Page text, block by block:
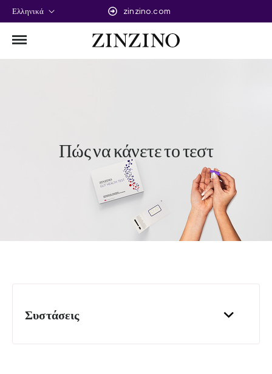
Ελληνικά zinzino.com
Πώς να κάνετε το τεστ
Συστάσεις